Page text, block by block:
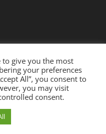
2023 | Designed by
by
to give you the most
your preferences
All”, you consent to
you may visit
consent.